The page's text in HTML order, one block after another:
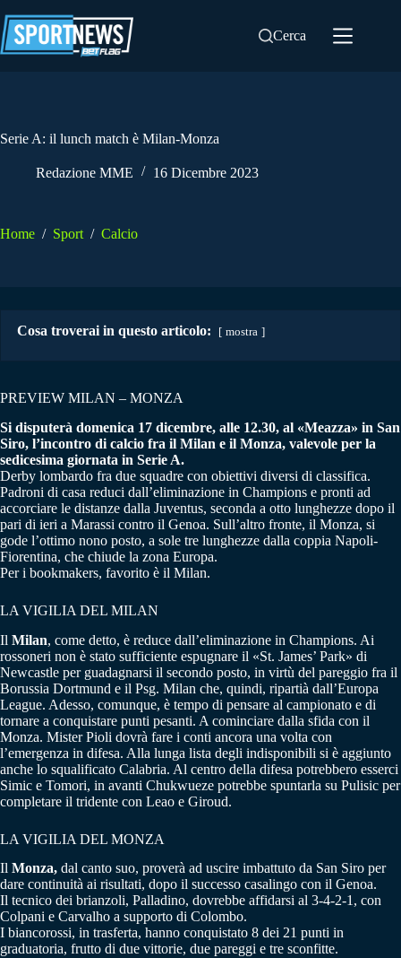
al
contenuto
Cerca
Serie A: il lunch match è Milan-Monza
Redazione MME 16 Dicembre 2023
Home / Sport / Calcio
Cosa troverai in questo articolo: mostra
PREVIEW MILAN – MONZA
Si disputerà domenica 17 dicembre, alle 12.30, al «Meazza» in San
Siro, l’incontro di calcio fra il Milan e il Monza, valevole per la
sedicesima giornata in Serie A.
Derby lombardo fra due squadre con obiettivi diversi di classifica.
Padroni di casa reduci dall’eliminazione in Champions e pronti ad
accorciare le distanze dalla Juventus, seconda a otto lunghezze dopo il
pari di ieri a Marassi contro il Genoa. Sull’altro fronte, il Monza, si
gode l’ottimo nono posto, a sole tre lunghezze dalla coppia Napoli-
Fiorentina, che chiude la zona Europa.
Per i bookmakers, favorito è il Milan.
LA VIGILIA DEL MILAN
Il Milan, come detto, è reduce dall’eliminazione in Champions. Ai
rossoneri non è stato sufficiente espugnare il «St. James’ Park» di
Newcastle per guadagnarsi il secondo posto, in virtù del pareggio fra il
Borussia Dortmund e il Psg. Milan che, quindi, ripartià dall’Europa
League. Adesso, comunque, è tempo di pensare al campionato e di
tornare a conquistare punti pesanti. A cominciare dalla sfida con il
Monza. Mister Pioli dovrà fare i conti ancora una volta con
l’emergenza in difesa. Alla lunga lista degli indisponibili si è aggiunto
anche lo squalificato Calabria. Al centro della difesa potrebbero esserci
Simic e Tomori, in avanti Chukwueze potrebbe spuntarla su Pulisic per
completare il tridente con Leao e Giroud.
LA VIGILIA DEL MONZA
Il Monza, dal canto suo, proverà ad uscire imbattuto da San Siro per
dare continuità ai risultati, dopo il successo casalingo con il Genoa.
Il tecnico dei brianzoli, Palladino, dovrebbe affidarsi al 3-4-2-1, con
Colpani e Carvalho a supporto di Colombo.
I biancorossi, in trasferta, hanno conquistato 8 dei 21 punti in
graduatoria, frutto di due vittorie, due pareggi e tre sconfitte.